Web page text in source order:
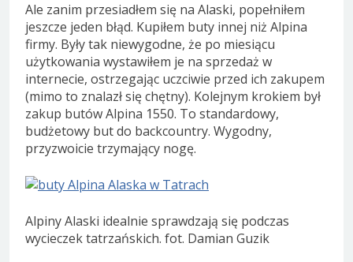
Ale zanim przesiadłem się na Alaski, popełniłem
jeszcze jeden błąd. Kupiłem buty innej niż Alpina
firmy. Były tak niewygodne, że po miesiącu
użytkowania wystawiłem je na sprzedaż w
internecie, ostrzegając uczciwie przed ich zakupem
(mimo to znalazł się chętny). Kolejnym krokiem był
zakup butów Alpina 1550. To standardowy,
budżetowy but do backcountry. Wygodny,
przyzwoicie trzymający nogę.
Alpiny Alaski idealnie sprawdzają się podczas
wycieczek tatrzańskich. fot. Damian Guzik